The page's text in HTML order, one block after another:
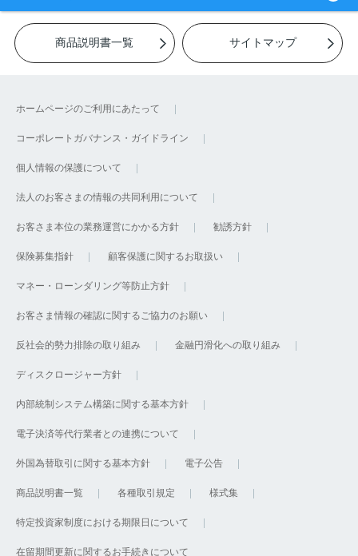
商品説明書一覧 サイトマップ
ホームページのご利用にあたって
コーポレートガバナンス・ガイドライン
個人情報の保護について
法人のお客さまの情報の共同利用について
お客さま本位の業務運営にかかる方針 勧誘方針
保険募集指針 顧客保護に関するお取扱い
マネー・ローンダリング等防止方針
お客さま情報の確認に関するご協力のお願い
反社会的勢力排除の取り組み 金融円滑化への取り組み
ディスクロージャー方針
内部統制システム構築に関する基本方針
電子決済等代行業者との連携について
外国為替取引に関する基本方針 電子公告
商品説明書一覧 各種取引規定 様式集
特定投資家制度における期限日について
在留期間更新に関するお手続きについて